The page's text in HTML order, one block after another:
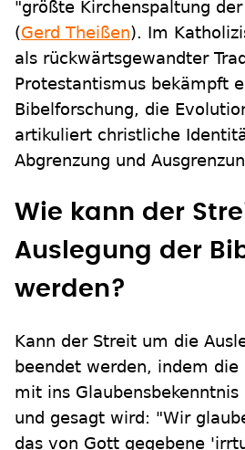
"größte Kirchenspaltung
(Gerd Theißen). Im
als rückwärtsgewandter
Protestantismus bekämpft
Bibelforschung, die
artikuliert christliche
Abgrenzung und
Wie kann der
Auslegung der
werden?
Kann der Streit um die
beendet werden, indem die
mit ins
und gesagt wird: "Wir
das von Gott gegebene